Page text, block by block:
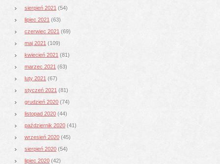
sierpień 2021 (54)
lipiec 2021 (63)
czerwiec 2021 (69)
maj 2021 (109)
kwiecień 2021 (81)
marzec 2021 (63)
luty 2021 (67)
styczeń 2021 (81)
grudzień 2020 (74)
listopad 2020 (44)
październik 2020 (41)
wrzesień 2020 (45)
sierpień 2020 (54)
lipiec 2020 (42)